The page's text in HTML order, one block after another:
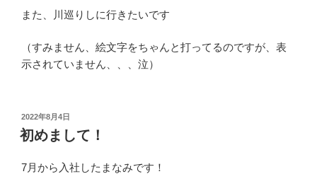
また、川巡りしに行きたいです
（すみません、絵文字をちゃんと打ってるのですが、表
示されていません、、、泣）
投
稿
日:
2022年8月4日
初めまして！
7月から入社したまなみです！